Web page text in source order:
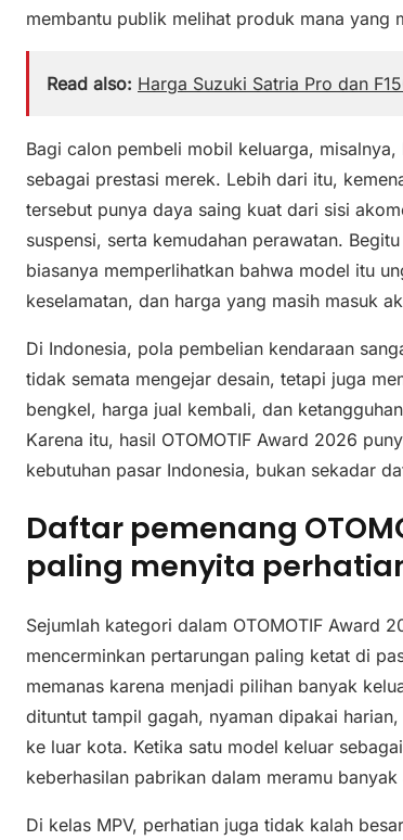
membantu publik melihat produk mana yang
Read also: Harga Suzuki Satria Pro dan
Bagi calon pembeli mobil keluarga,
sebagai prestasi merek. Lebih dari itu,
tersebut punya daya saing kuat dari sisi
suspensi, serta kemudahan perawatan.
biasanya memperlihatkan bahwa model itu
keselamatan, dan harga yang masih masuk
Di Indonesia, pola pembelian kendaraan
tidak semata mengejar desain, tetapi juga
bengkel, harga jual kembali, dan
Karena itu, hasil OTOMOTIF Award 2026
kebutuhan pasar Indonesia, bukan sekadar
Daftar pemenang
paling menyita
Sejumlah kategori dalam OTOMOTIF Award
mencerminkan pertarungan paling ketat di
memanas karena menjadi pilihan banyak
dituntut tampil gagah, nyaman dipakai
ke luar kota. Ketika satu model keluar
keberhasilan pabrikan dalam meramu
Di kelas MPV, perhatian juga tidak kalah